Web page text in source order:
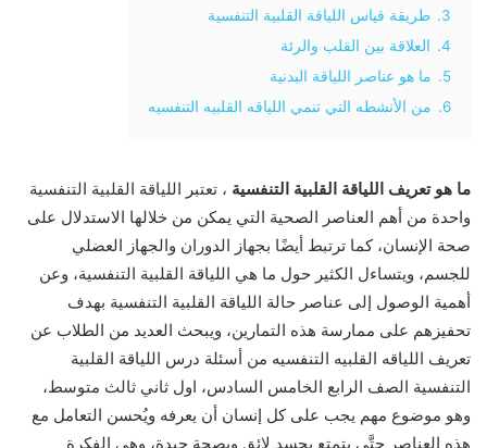
3.
طريقة قياس اللياقة القلبية التنفسية
4.
العلاقة بين القلب والرئة
5.
ما هو عناصر اللياقة البدنية
6.
من الأنشطه التي تنمي اللياقه القلبيه التنفسيه
ما هو تعريف اللياقة القلبية التنفسية ، تعتبر اللياقة القلبية التنفسية
واحدة من أهم العناصر الصحية التي يمكن من خلالها الاستدلال على
صحة الإنسان، كما ترتبط أيضًا بجهاز الدوران والجهاز العضلي
للجسم، ويتساءل الكثير حول ما هي اللياقة القلبية التنفسية، وعن
أهمية الوصول إلى عناصر حالة اللياقة القلبية التنفسية بهدف
تحفيزهم على ممارسة هذه التمارين، ويبحث العديد من الطلاب عن
تعريف اللياقه القلبيه التنفسيه من أسئلة درس اللياقة القلبية
التنفسية الصف الرابع الخامس السادس، اول ثاني ثالث متوسط،
وهو موضوع مهم يجب على كل إنسان أن يعرفه ويُحسن التعامل مع
هذه العناصر حتَّى يتمتع بجسد لائق وبصحة جيدة، وهي الفكرة